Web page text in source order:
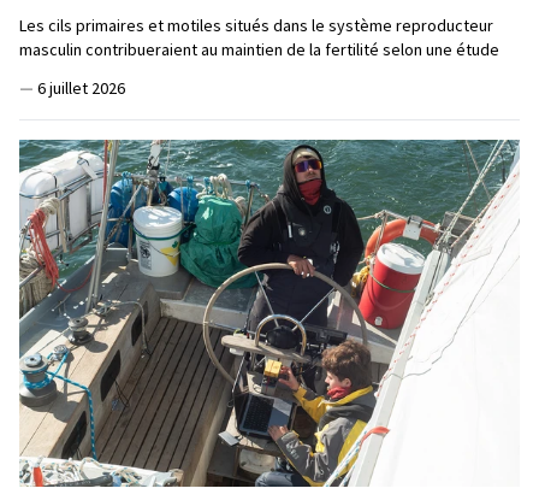
Les cils primaires et motiles situés dans le système reproducteur
masculin contribueraient au maintien de la fertilité selon une étude
— 6 juillet 2026